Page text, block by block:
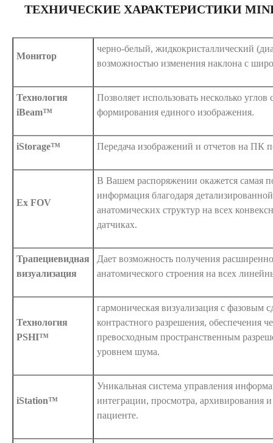
ТЕХНИЧЕСКИЕ ХАРАКТЕРИСТИКИ
Монитор
черно-белый, жидкокристаллический
возможностью изменения наклона с
Технология
iBeam™
Позволяет использовать несколько углов
формирования единого изображения.
iStorage™ Передача изображений и отчетов на ПК
Ex FOV
В Вашем распоряжении окажется самая
информация благодаря
анатомических структур на всех
датчиках.
Трапециевидная
визуализация
Дает возможность получения
анатомического строения на всех
Технология
PSHI™
гармоническая визуализация с фазовым
контрастного разрешения, обеспечения
превосходным пространственным
уровнем шума.
iStation™
Уникальная система управления
интеграции, просмотра, архивирования
пациенте.